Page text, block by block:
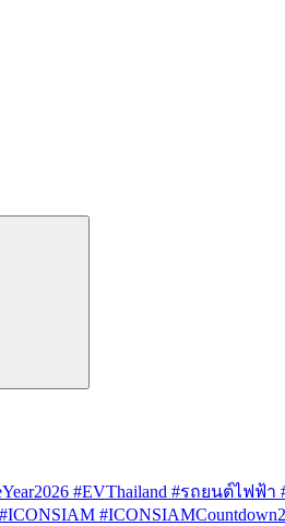
#EVThailand #รถยนต์ไฟฟ้า